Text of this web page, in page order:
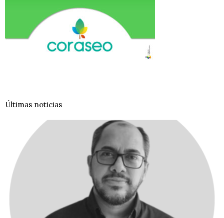
Últimas noticias